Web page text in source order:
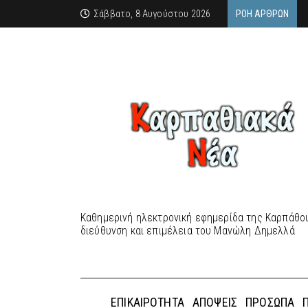
Σάββατο, 8 Αυγούστου 2026 ΡΟΉ ΆΡΘΡΩΝ
Καθημερινή ηλεκτρονική εφημερίδα της
διεύθυνση και επιμέλεια του Μανώλη Δημελλά
ΕΠΙΚΑΙΡΌΤΗΤΑ ΑΠΌΨΕΙΣ ΠΡΌΣΩΠΑ